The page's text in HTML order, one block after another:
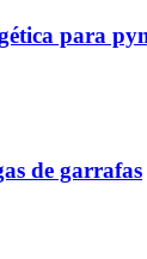
para
de garrafas